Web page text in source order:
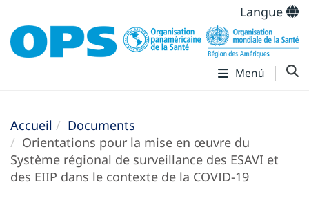
Langue
Menú
Accueil
Documents
Orientations pour la mise en œuvre du
Système régional de surveillance des ESAVI et
des EIIP dans le contexte de la COVID-19